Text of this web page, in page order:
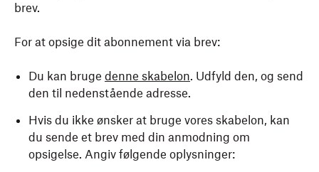
brev.
For at opsige dit abonnement via brev:
Du kan bruge denne skabelon. Udfyld den, og send
den til nedenstående adresse.
Hvis du ikke ønsker at bruge vores skabelon, kan
du sende et brev med din anmodning om
opsigelse. Angiv følgende oplysninger: